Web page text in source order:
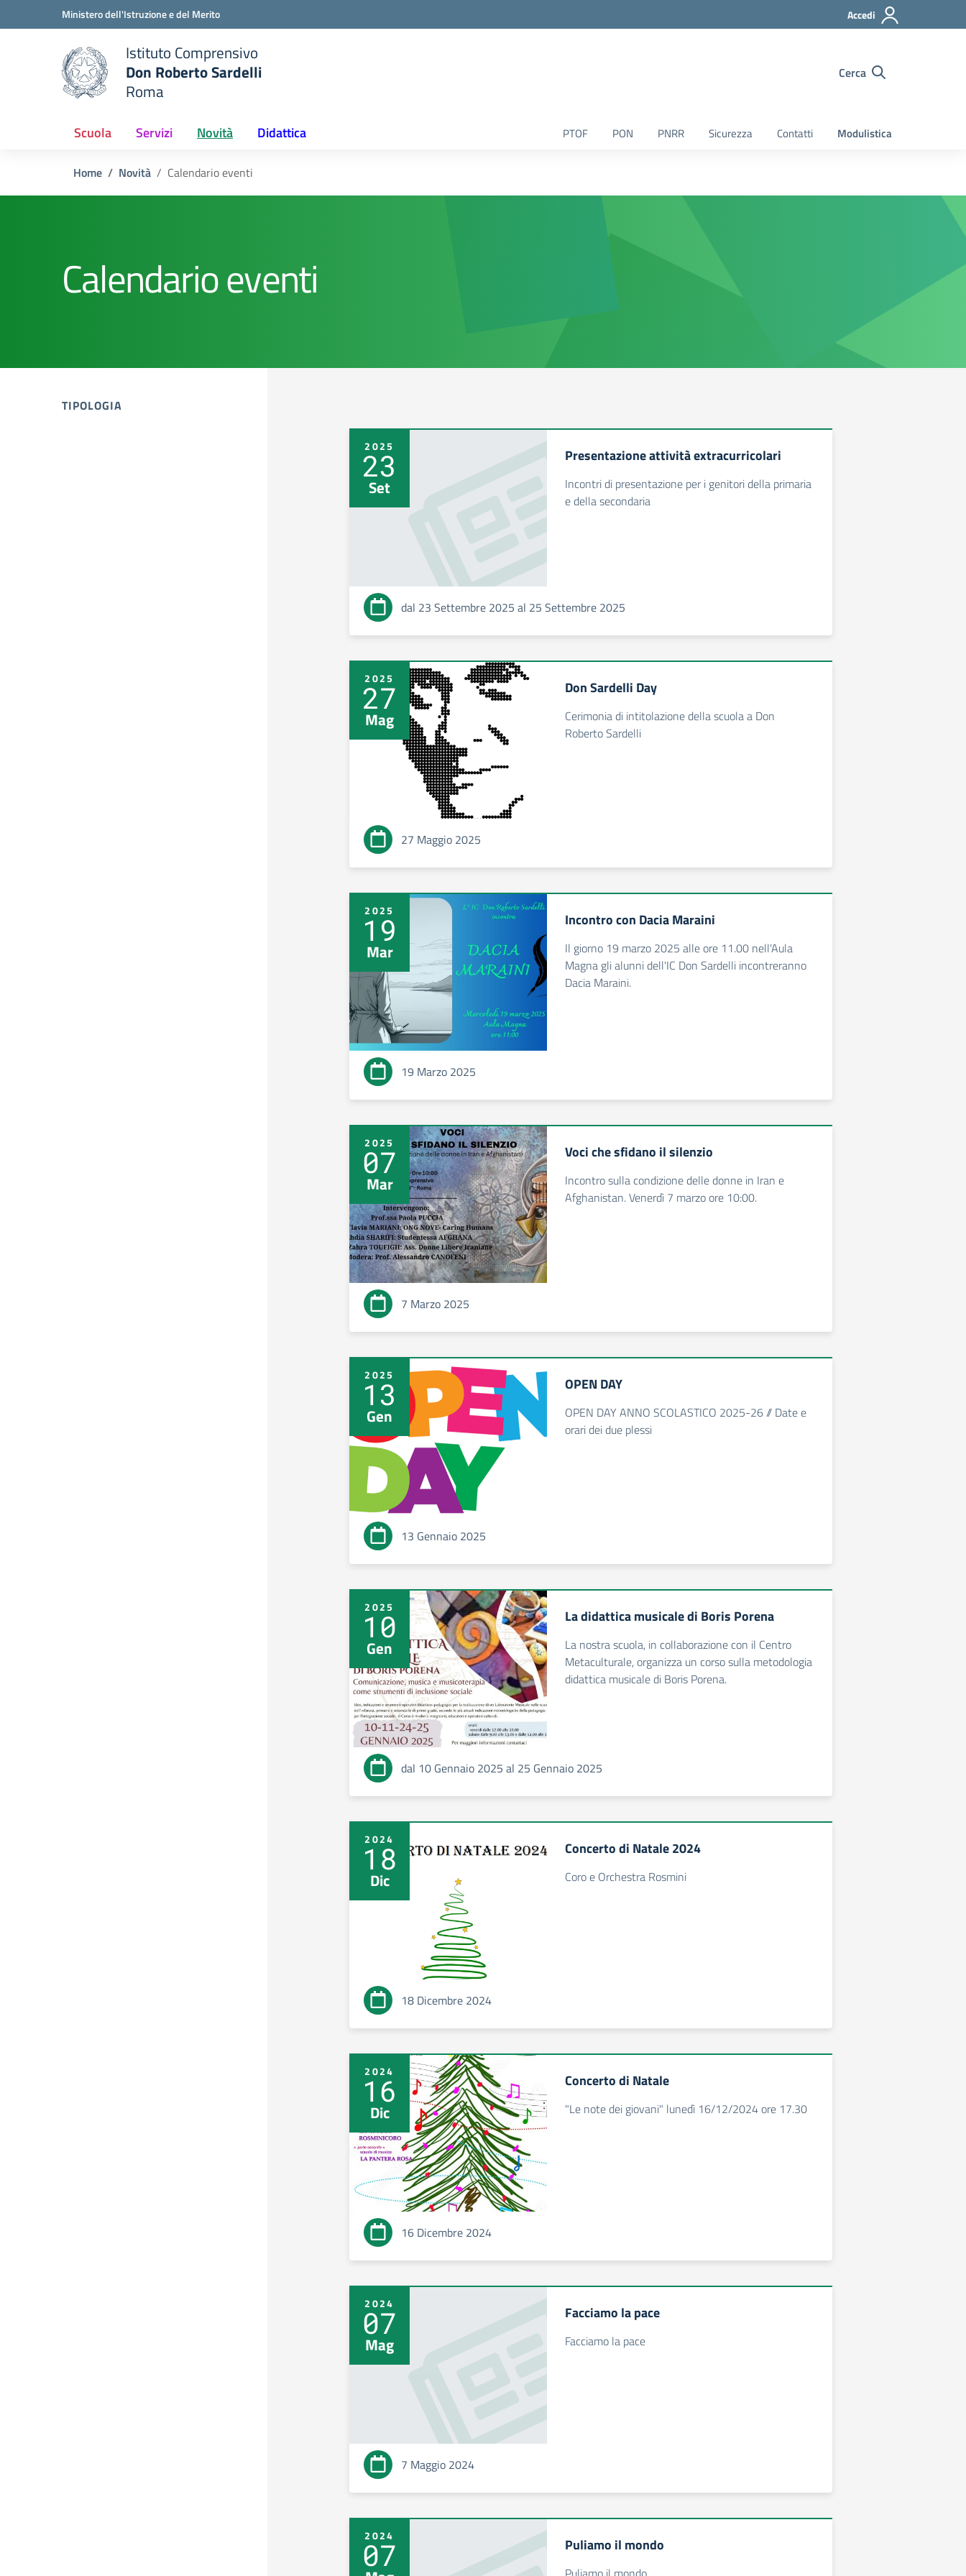
Vai ai contenuti
Vai al menu di navigazioneMinistero dell'Istruzione e del Merito Accedi
scuola
Istituto Comprensivo
Don Roberto Sardelli
Roma
Cerca
Scuola Servizi Novità Didattica PTOF PON PNRR Sicurezza Contatti Modulistica
Home Novità Calendario eventi
Calendario eventi
TIPOLOGIA
2025
23
Set
Presentazione attività extracurricolari
Incontri di presentazione per i genitori della primaria
e della secondaria
dal 23 Settembre 2025 al 25 Settembre 2025
2025
27
Mag
Don Sardelli Day
Cerimonia di intitolazione della scuola a Don
Roberto Sardelli
27 Maggio 2025
2025
19
Mar
Incontro con Dacia Maraini
Il giorno 19 marzo 2025 alle ore 11.00 nell'Aula
Magna gli alunni dell'IC Don Sardelli incontreranno
Dacia Maraini.
19 Marzo 2025
2025
07
Mar
Voci che sfidano il silenzio
Incontro sulla condizione delle donne in Iran e
Afghanistan. Venerdì 7 marzo ore 10:00.
7 Marzo 2025
2025
13
Gen
OPEN DAY
OPEN DAY ANNO SCOLASTICO 2025-26 // Date e
orari dei due plessi
13 Gennaio 2025
2025
10
Gen
La didattica musicale di Boris Porena
La nostra scuola, in collaborazione con il Centro
Metaculturale, organizza un corso sulla metodologia
didattica musicale di Boris Porena.
dal 10 Gennaio 2025 al 25 Gennaio 2025
2024
18
Dic
Concerto di Natale 2024
Coro e Orchestra Rosmini
18 Dicembre 2024
2024
16
Dic
Concerto di Natale
"Le note dei giovani" lunedì 16/12/2024 ore 17.30
16 Dicembre 2024
2024
07
Mag
Facciamo la pace
Facciamo la pace
7 Maggio 2024
2024
07 Puliamo il mondo